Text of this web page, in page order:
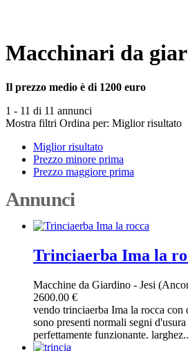
Macchinari da
Il prezzo medio è di 1200 euro
1 - 11 di 11 annunci
Mostra filtri Ordina per: Miglior risultato
Miglior risultato
Prezzo minore prima
Prezzo maggiore prima
Annunci
Trinciaerba Ima la
Macchine da Giardino - Jesi
2600.00 €
vendo trinciaerba Ima la rocca
sono presenti normali segni
perfettamente funzionante.